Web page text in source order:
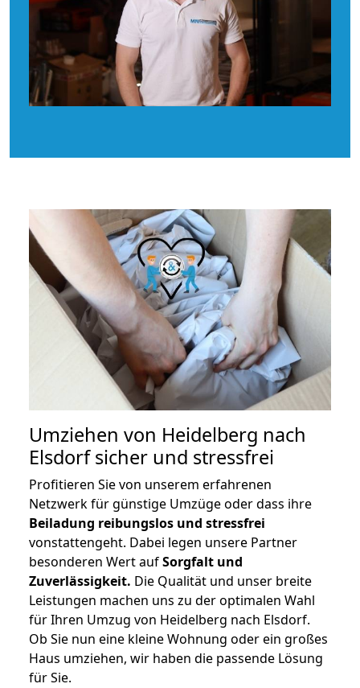
Umziehen von Heidelberg nach
Elsdorfsicher und stressfrei
Profitieren Sie von unserem erfahrenen
Netzwerk für günstige Umzüge oder dass ihre
Beiladung reibungslos und stressfrei
vonstattengeht. Dabei legen unsere Partner
besonderen Wert aufSorgfalt und
Zuverlässigkeit. Die Qualität und unser breite
Leistungen machen uns zu der optimalen Wahl
für Ihren Umzug von Heidelberg nach Elsdorf.
Ob Sie nun eine kleine Wohnung oder ein großes
Haus umziehen, wir haben die passende Lösung
für Sie.